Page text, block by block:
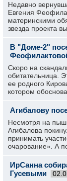
Недавно
Евгения
материнскими
звезда проекта
В "Доме-2"
Скоро на
обитательница.
ее родного
котором
Агибалову
Несмотря на
Агибалова
принимать
очарование». А
ИрСанна
Гусевыми